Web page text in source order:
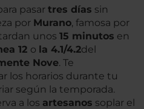
pasar tres días sin
por Murano, famosa por
unos 15 minutos en
12 o la 4.1/4.2del
Nove. Te
los horarios durante tu
según la temporada.
a los artesanos soplar el